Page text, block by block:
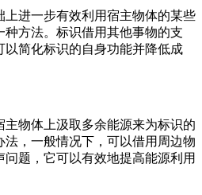
进一步有效利用宿主物体的某些
方法。标识借用其他事物的支
简化标识的自身功能并降低成
物体上汲取多余能源来为标识的
，一般情况下，可以借用周边物
题，它可以有效地提高能源利用